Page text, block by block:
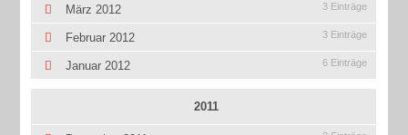
März 2012 3 Einträge
Februar 2012 3 Einträge
Januar 2012 6 Einträge
2011